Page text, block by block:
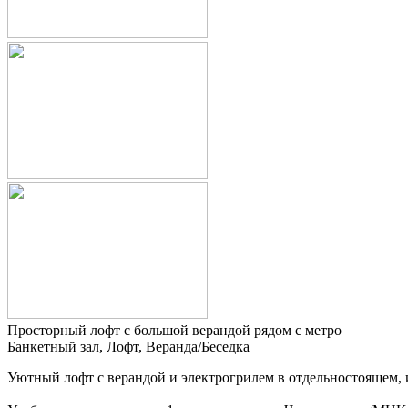
Просторный лофт с большой верандой рядом с метро
Банкетный зал, Лофт, Веранда/Беседка
Уютный лофт с верандой и электрогрилем в отдельностоящем,